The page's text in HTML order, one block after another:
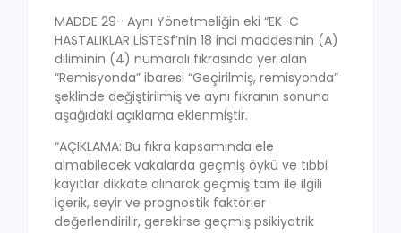
MADDE 29- Aynı Yönetmeliğin eki “EK-C
HASTALIKLAR LİSTESf’nin 18 inci maddesinin (A)
diliminin (4) numaralı fıkrasında yer alan
“Remisyonda” ibaresi “Geçirilmiş, remisyonda”
şeklinde değiştirilmiş ve aynı fıkranın sonuna
aşağıdaki açıklama eklenmiştir.
“AÇIKLAMA: Bu fıkra kapsamında ele
almabilecek vakalarda geçmiş öykü ve tıbbi
kayıtlar dikkate alınarak geçmiş tam ile ilgili
içerik, seyir ve prognostik faktörler
değerlendirilir, gerekirse geçmiş psikiyatrik